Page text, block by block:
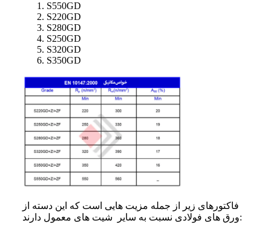
S550GD
S220GD
S280GD
S250GD
S320GD
S350GD
فاکتورهای زیر از جمله مزیت هایی است که این دسته از
ورق های فولادی نسبت به سایر شیت های معمول دارند: